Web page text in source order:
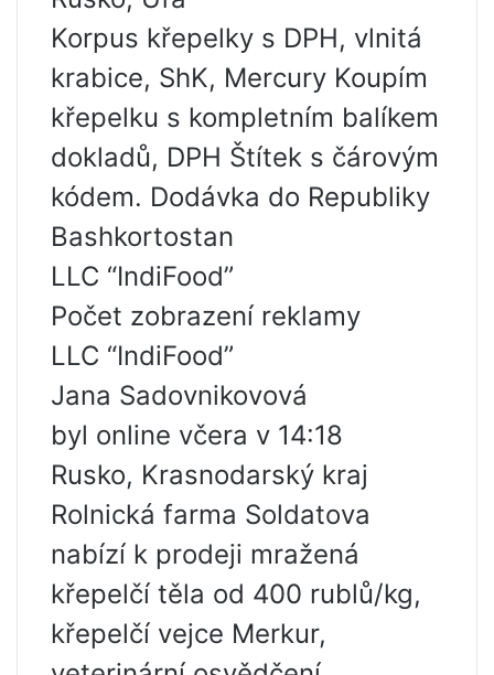
Korpus křepelky s DPH, vlnitá
krabice, ShK, Mercury Koupím
křepelku s kompletním balíkem
dokladů, DPH Štítek s čárovým
kódem. Dodávka do Republiky
Bashkortostan
LLC “IndiFood”
Počet zobrazení reklamy
LLC “IndiFood”
Jana Sadovnikovová
byl online včera v 14:18
Rusko, Krasnodarský kraj
Rolnická farma Soldatova
nabízí k prodeji mražená
křepelčí těla od 400 rublů/kg,
křepelčí vejce Merkur,